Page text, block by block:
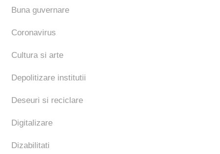
Buna guvernare
Coronavirus
Cultura si arte
Depolitizare institutii
Deseuri si reciclare
Digitalizare
Dizabilitati